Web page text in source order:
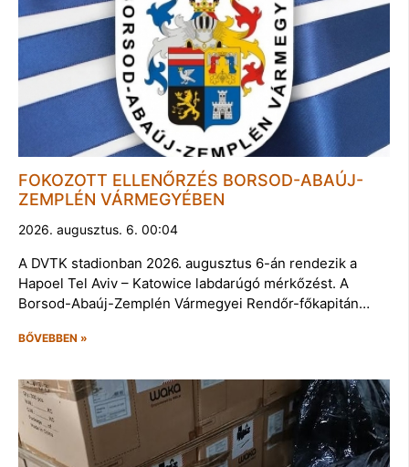
FOKOZOTT ELLENŐRZÉS BORSOD-ABAÚJ-
ZEMPLÉN VÁRMEGYÉBEN
2026. augusztus. 6. 00:04
A DVTK stadionban 2026. augusztus 6-án rendezik a
Hapoel Tel Aviv – Katowice labdarúgó mérkőzést. A
Borsod-Abaúj-Zemplén Vármegyei Rendőr-főkapitán…
BŐVEBBEN »